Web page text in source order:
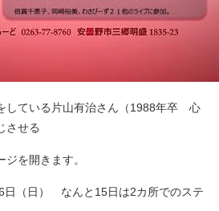
している片山有治さん（1988年卒 心
させる
を開きます。
日（日） なんと15日は2カ所でのステ